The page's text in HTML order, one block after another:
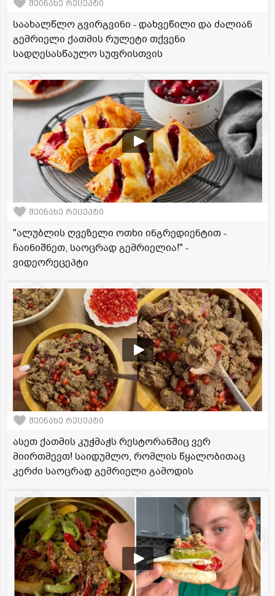
შეინახე რეცეპტი
საახალწლო გვირგვინი - დახვეწილი და ძალიან
გემრიელი ქათმის რულეტი თქვენი
სადღესასწაულო სუფრისთვის
შეინახე რეცეპტი
"ალუბლის ღვეზელი ოთხი ინგრედიენტით -
ჩაინიშნეთ, საოცრად გემრიელია!" -
ვიდეორეცეპტი
შეინახე რეცეპტი
ასეთ ქათმის კუჭმაჭს რესტორანშიც ვერ
მიირთმევთ! საიდუმლო, რომლის წყალობითაც
კერძი საოცრად გემრიელი გამოდის